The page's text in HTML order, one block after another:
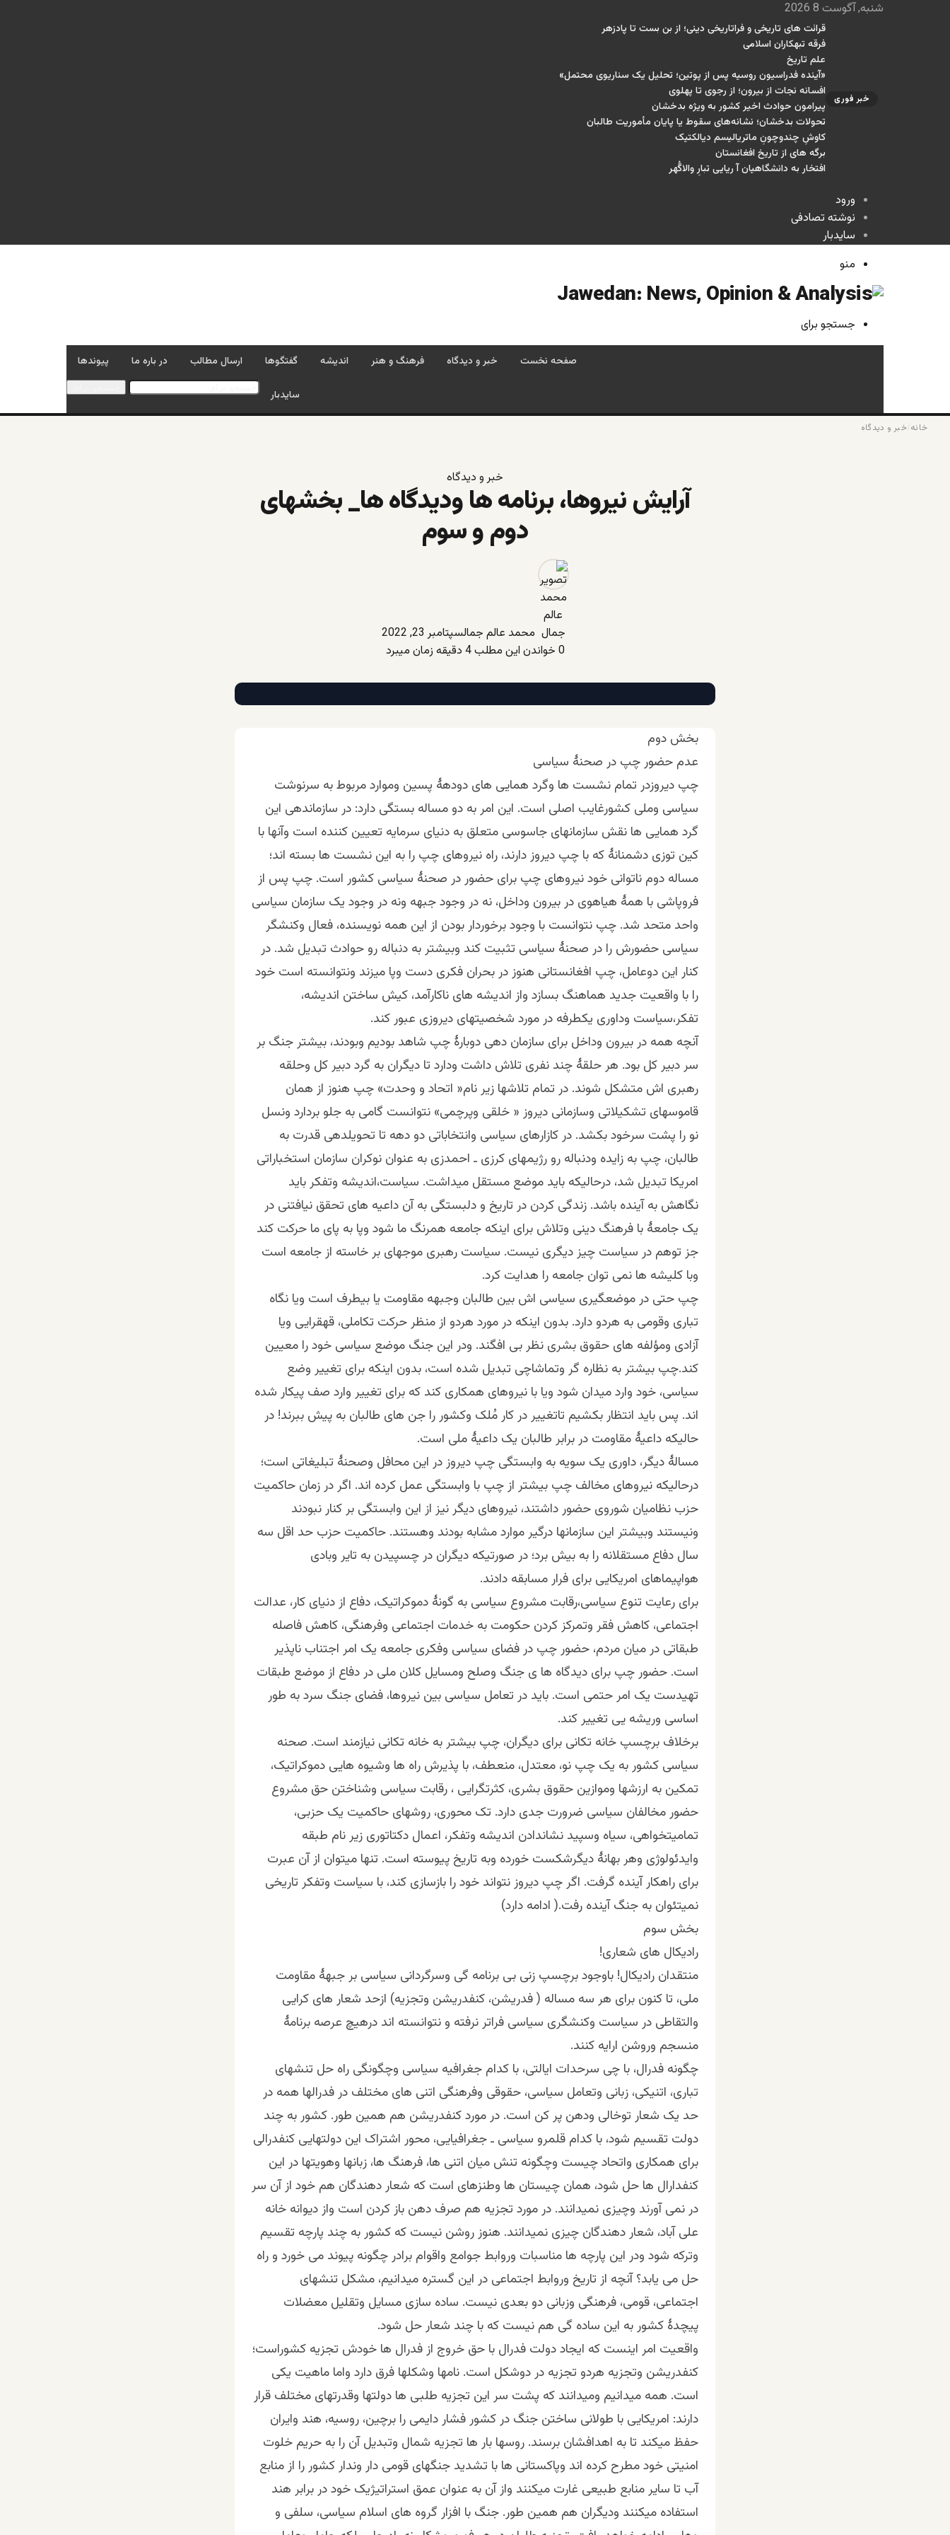
شنبه, آگوست 8 2026
خبر فوری
قرائت های تاریخی و فراتاریخی دینی؛ از بن بست تا پادزهر
فرقه تبهکاران اسلامی
علم تاریخ
«آینده فدراسیون روسیه پس از پوتین؛ تحلیل یک سناریوی محتمل»
افسانه نجات از بیرون؛ از رجوی تا پهلوی
پیرامون حوادث اخیر کشور به ویژه بدخشان
تحولات بدخشان؛ نشانه‌های سقوط یا پایان مأموریت طالبان
کاوشِ چندو‌چونِ ماتریالیسم دیالکتیک
برگه های از تاریخ افغانستان
افتخار به دانشگاهیان آ ریایی تبارِ والاگُهر
ورود
نوشته تصادفی
سایدبار
منو
جستجو برای
صفحه نخست خبر و دیدگاه فرهنگ و هنر اندیشه گفتگوها ارسال مطالب در باره ما پیوندها
سایدبار
خانه /خبر و دیدگاه
خبر و دیدگاه
آرایش نیروها، برنامه ها ودیدگاه ها_ بخشهای
دوم و سوم
محمد عالم جمالسپتامبر 23, 2022
0 خواندن این مطلب 4 دقیقه زمان میبرد
بخش دوم
عدم حضور چپ در صحنۀ سیاسی
چپ دیروزدر تمام نشست ها وگرد همایی های دودهۀ پسین وموارد مربوط به سرنوشت
سیاسی وملی کشورغایب اصلی است. این امر به دو مساله بستگی دارد: در سازماندهی این
گرد همایی ها نقش سازمانهای جاسوسی متعلق به دنیای سرمایه تعیین کننده است وآنها با
کین توزی دشمنانۀ که با چپ دیروز دارند، راه نیروهای چپ را به این نشست ها بسته اند؛
مساله دوم ناتوانی خود نیروهای چپ برای حضور در صحنۀ سیاسی کشور است. چپ پس از
فروپاشی با همۀ هیاهوی در بیرون وداخل، نه در وجود جبهه ونه در وجود یک سازمان سیاسی
واحد متحد شد. چپ نتوانست با وجود برخوردار بودن از این همه نویسنده، فعال وکنشگر
سیاسی حضورش را در صحنۀ سیاسی تثبیت کند وبیشتر به دنباله رو حوادث تبدیل شد. در
کنار این دوعامل، چپ افغانستانی هنوز در بحران فکری دست وپا میزند ونتوانسته است خود
را با واقعیت جدید هماهنگ بسازد واز اندیشه های ناکارآمد، کیش ساختن اندیشه،
تفکر،سیاست وداوری یکطرفه در مورد شخصیتهای دیروزی عبور کند.
آنچه همه در بیرون وداخل برای سازمان دهی دوبارۀ چپ شاهد بودیم وبودند، بیشتر جنگ بر
سر دبیر کل بود. هر حلقۀ چند نفری تلاش داشت ودارد تا دیگران به گرد دبیر کل وحلقه
رهبری اش متشکل شوند. در تمام تلاشها زیر نام« اتحاد و وحدت» چپ هنوز از همان
قاموسهای تشکیلاتی وسازمانی دیروز « خلقی وپرچمی» نتوانست گامی به جلو بردارد ونسل
نو را پشت سرخود بکشد. در کازارهای سیاسی وانتخاباتی دو دهه تا تحویلدهی قدرت به
طالبان، چپ به زایده ودنباله رو رژیمهای کرزی ـ احمدزی به عنوان نوکران سازمان استخباراتی
امریکا تبدیل شد، درحالیکه باید موضع مستقل میداشت. سیاست،اندیشه وتفکر باید
نگاهش به آینده باشد. زندگی کردن در تاریخ و دلبستگی به آن داعیه های تحقق نیافتنی در
یک جامعۀ با فرهنگ دینی وتلاش برای اینکه جامعه همرنگ ما شود وپا به پای ما حرکت کند
جز توهم در سیاست چیز دیگری نیست. سیاست رهبری موجهای بر خاسته از جامعه است
وبا کلیشه ها نمی توان جامعه را هدایت کرد.
چپ حتی در موضعگیری سیاسی اش بین طالبان وجبهه مقاومت یا بیطرف است ویا نگاه
تباری وقومی به هردو دارد. بدون اینکه در مورد هردو از منظر حرکت تکاملی، قهقرایی ویا
آزادی ومؤلفه های حقوق بشری نظر بی افگند. ودر این جنگ موضع سیاسی خود را معیین
کند.چپ بیشتر به نظاره گر وتماشاچی تبدیل شده است، بدون اینکه برای تغییر وضع
سیاسی، خود وارد میدان شود ویا با نیروهای همکاری کند که برای تغییر وارد صف پیکار شده
اند. پس باید انتظار بکشیم تاتغییر در کار مُلک وکشور را جن های طالبان به پیش ببرند! در
حالیکه داعیۀ مقاومت در برابر طالبان یک داعیۀ ملی است.
مسالۀ دیگر، داوری یک سویه به وابستگی چپ دیروز در این محافل وصحنۀ تبلیغاتی است؛
درحالیکه نیروهای مخالف چپ بیشتر از چپ با وابستگی عمل کرده اند. اگر در زمان حاکمیت
حزب نظامیان شوروی حضور داشتند، نیروهای دیگر نیز از این وابستگی بر کنار نبودند
ونیستند وبیشتر این سازمانها درگیر موارد مشابه بودند وهستند. حاکمیت حزب حد اقل سه
سال دفاع مستقلانه را به بیش برد؛ در صورتیکه دیگران در چسپیدن به تایر وبادی
هواپیماهای امریکایی برای فرار مسابقه دادند.
برای رعایت تنوع سیاسی،رقابت مشروع سیاسی به گونۀ دموکراتیک، دفاع از دنیای کار، عدالت
اجتماعی، کاهش فقر وتمرکز کردن حکومت به خدمات اجتماعی وفرهنگی، کاهش فاصله
طبقاتی در میان مردم، حضور چپ در فضای سیاسی وفکری جامعه یک امر اجتناب ناپذیر
است. حضور چپ برای دیدگاه ها ی جنگ وصلح ومسایل کلان ملی در دفاع از موضع طبقات
تهیدست یک امر حتمی است. باید در تعامل سیاسی بین نیروها، فضای جنگ سرد به طور
اساسی وریشه یی تغییر کند.
برخلاف برچسپ خانه تکانی برای دیگران، چپ بیشتر به خانه تکانی نیازمند است. صحنه
سیاسی کشور به یک چپ نو، معتدل، منعطف، با پذیرش راه ها وشیوه هایی دموکراتیک،
تمکین به ارزشها وموازین حقوق بشری، کثرتگرایی ، رقابت سیاسی وشناختن حق مشروع
حضور مخالفان سیاسی ضرورت جدی دارد. تک محوری، روشهای حاکمیت یک حزبی،
تمامیتخواهی، سیاه وسپید نشاندادن اندیشه وتفکر، اعمال دکتاتوری زیر نام طبقه
وایدئولوژی وهر بهانۀ دیگرشکست خورده وبه تاریخ پیوسته است. تنها میتوان از آن عبرت
برای راهکار آینده گرفت. اگر چپ دیروز نتواند خود را بازسازی کند، با سیاست وتفکر تاریخی
نمیتئوان به جنگ آینده رفت.( ادامه دارد)
بخش سوم
رادیکال های شعاری!
منتقدان رادیکال! باوجود برچسپ زنی بی برنامه گی وسرگردانی سیاسی بر جبهۀ مقاومت
ملی، تا کنون برای هر سه مساله ( فدریشن، کنفدریشن وتجزیه) ازحد شعار های کرایی
والتقاطی در سیاست وکنشگری سیاسی فراتر نرفته و نتوانسته اند درهیچ عرصه برنامۀ
منسجم وروشن ارایه کنند.
چگونه فدرال، با چی سرحدات ایالتی، با کدام جغرافیه سیاسی وچگونگی راه حل تنشهای
تباری، اتنیکی، زبانی وتعامل سیاسی، حقوقی وفرهنگی اتنی های مختلف در فدرالها همه در
حد یک شعار توخالی ودهن پر کن است. در مورد کنفدریشن هم همین طور. کشور به چند
دولت تقسیم شود، با کدام قلمرو سیاسی ـ جغرافیایی، محور اشتراک این دولتهایی کنفدرالی
برای همکاری واتحاد چیست وچگونه تنش میان اتنی ها، فرهنگ ها، زبانها وهویتها در این
کنفدارال ها حل شود، همان چیستان ها وطنزهای است که شعار دهندگان هم خود از آن سر
در نمی آورند وچیزی نمیدانند. در مورد تجزیه هم صرف دهن باز کردن است واز دیوانه خانه
علی آباد، شعار دهندگان چیزی نمیدانند. هنوز روشن نیست که کشور به چند پارچه تقسیم
وترکه شود ودر این پارچه ها مناسبات وروابط جوامع واقوام برادر چگونه پیوند می خورد و راه
حل می یابد؟ آنچه از تاریخ وروابط اجتماعی در این گستره میدانیم، مشکل تنشهای
اجتماعی، قومی، فرهنگی وزبانی دو بعدی نیست. ساده سازی مسایل وتقلیل معضلات
پیچدۀ کشور به این ساده گی هم نیست که با چند شعار حل شود.
واقعیت امر اینست که ایجاد دولت فدرال با حق خروج از فدرال ها خودش تجزیه کشوراست؛
کنفدریشن وتجزیه هردو تجزیه در دوشکل است. نامها وشکلها فرق دارد واما ماهیت یکی
است. همه میدانیم ومیدانند که پشت سر این تجزیه طلبی ها دولتها وقدرتهای مختلف قرار
دارند: امریکایی با طولانی ساختن جنگ در کشور فشار دایمی را برچین، روسیه، هند وایران
حفظ میکند تا به اهدافشان برسند. روسها بار ها تجزیه شمال وتبدیل آن را به حریم خلوت
امنیتی خود مطرح کرده اند وپاکستانی ها با تشدید جنگهای قومی دار وندار کشور را از منابع
آب تا سایر منابع طبیعی غارت میکنند واز آن به عنوان عمق استراتیژیک خود در برابر هند
استفاده میکنند ودیگران هم همین طور. جنگ با افزار گروه های اسلام سیاسی، سلفی و